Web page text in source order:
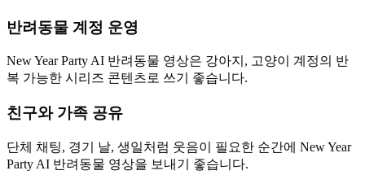
반려동물 계정 운영
New Year Party AI 반려동물 영상은 강아지, 고양이 계정의 반
복 가능한 시리즈 콘텐츠로 쓰기 좋습니다.
친구와 가족 공유
단체 채팅, 경기 날, 생일처럼 웃음이 필요한 순간에 New Year
Party AI 반려동물 영상을 보내기 좋습니다.